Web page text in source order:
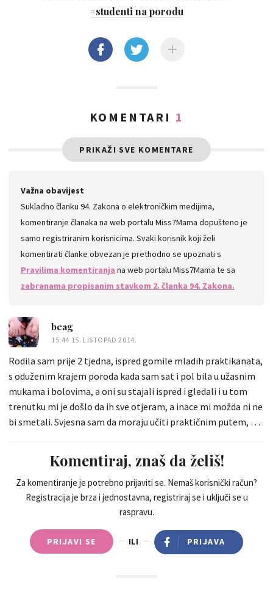
#studenti na porodu
KOMENTARI 1
PRIKAŽI SVE KOMENTARE
Važna obavijest
Sukladno članku 94. Zakona o elektroničkim medijima,
komentiranje članaka na web portalu Miss7Mama dopušteno je
samo registriranim korisnicima. Svaki korisnik koji želi
komentirati članke obvezan je prethodno se upoznati s
Pravilima komentiranja na web portalu Miss7Mama te sa
zabranama propisanim stavkom 2. članka 94. Zakona.
beag
15:44 15. LISTOPAD 2014.
Rodila sam prije 2 tjedna, ispred gomile mladih praktikanata,
s oduženim krajem poroda kada sam sat i pol bila u užasnim
mukama i bolovima, a oni su stajali ispred i gledali i u tom
trenutku mi je došlo da ih sve otjeram, a inace mi možda ni ne
bi smetali. Svjesna sam da moraju učiti praktičnim putem, ali
porodu njih najviše dvoje, a ne ovako cijela četa. Zato sam
definitivno za pravo izbora žene u tim, za nju, vrlo osjetljivim
trenutcima!
Komentiraj, znaš da želiš!
Za komentiranje je potrebno prijaviti se. Nemaš korisnički račun?
Registracija je brza i jednostavna, registriraj se i uključi se u
raspravu.
PRIJAVI SE ILI PRIJAVA